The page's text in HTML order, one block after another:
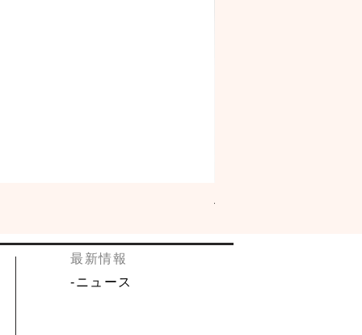
佐々木酒造 古都 特別純
​最新情報
​-ニュース